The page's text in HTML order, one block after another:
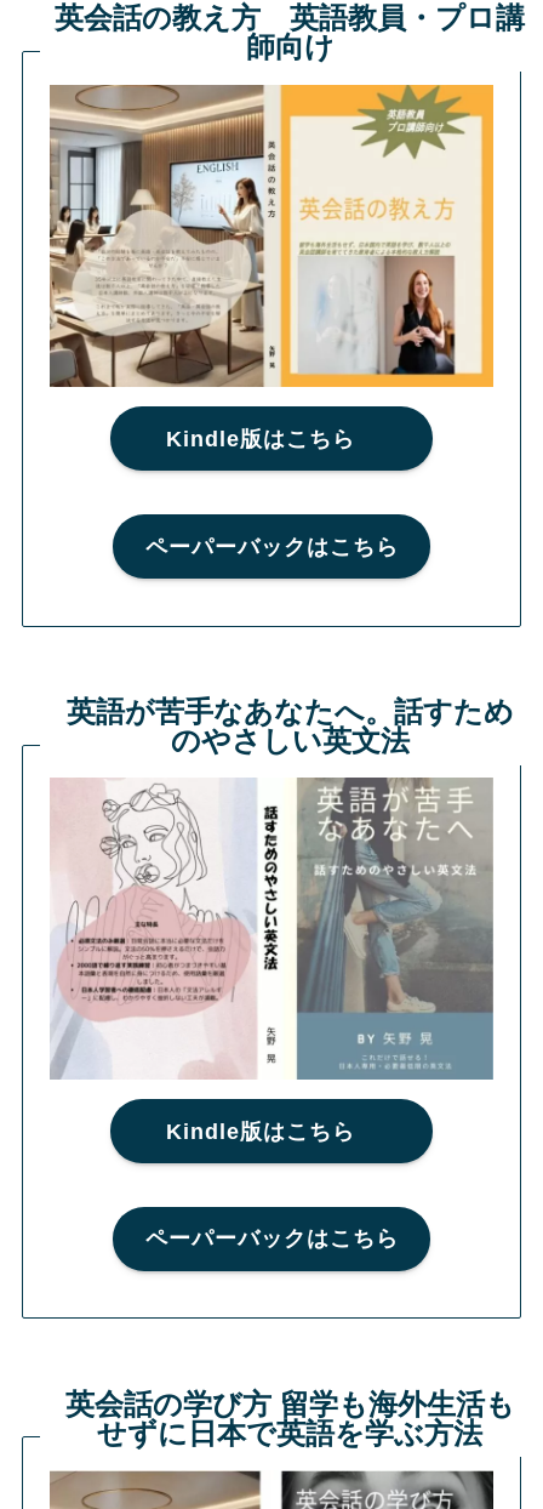
英会話の教え方 英語教員・プロ講
師向け
Kindle版はこちら
ペーパーバックはこちら
英語が苦手なあなたへ。話すため
のやさしい英文法
Kindle版はこちら
ペーパーバックはこちら
英会話の学び方 留学も海外生活も
せずに日本で英語を学ぶ方法